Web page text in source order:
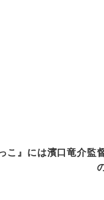
こ』には濱口竜介監